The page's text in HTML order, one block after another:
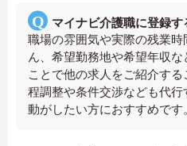
マイナビ介護職に登録
職場の雰囲気や実際の残業
ん、希望勤務地や希望年収
ことで他の求人をご紹介す
程調整や条件交渉なども代
動がしたい方におすすめです